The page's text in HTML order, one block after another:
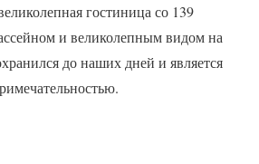
гостиница со 139
и великолепным видом на
до наших дней и является